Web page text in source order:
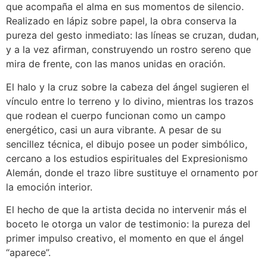
que acompaña el alma en sus momentos de silencio.
Realizado en lápiz sobre papel, la obra conserva la
pureza del gesto inmediato: las líneas se cruzan, dudan,
y a la vez afirman, construyendo un rostro sereno que
mira de frente, con las manos unidas en oración.
El halo y la cruz sobre la cabeza del ángel sugieren el
vínculo entre lo terreno y lo divino, mientras los trazos
que rodean el cuerpo funcionan como un campo
energético, casi un aura vibrante. A pesar de su
sencillez técnica, el dibujo posee un poder simbólico,
cercano a los estudios espirituales del Expresionismo
Alemán, donde el trazo libre sustituye el ornamento por
la emoción interior.
El hecho de que la artista decida no intervenir más el
boceto le otorga un valor de testimonio: la pureza del
primer impulso creativo, el momento en que el ángel
“aparece”.